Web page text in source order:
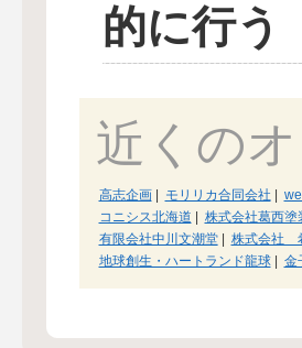
的に行う
近くの
高志企画| モリリカ合同会社 |
コニシス北海道 | 株式会社葛西塗
有限会社中川文潮堂| 株式会社
地球創生・ハートランド龍球| 金